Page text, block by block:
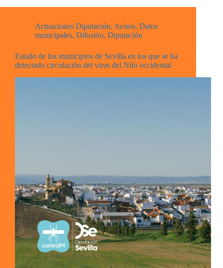
Actuaciones Diputación, Avisos, Datos
municipales, Difusión, Diputación
Estado de los municipios de Sevilla en los que se ha
detectado circulación del virus del Nilo occidental